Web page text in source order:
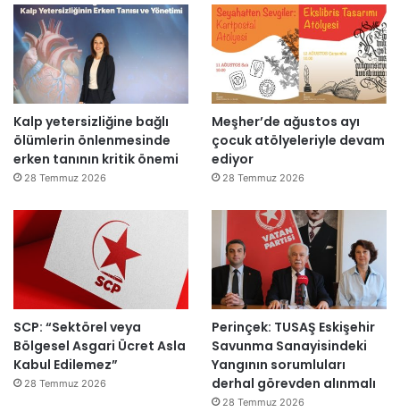
Kalp yetersizliğine bağlı
ölümlerin önlenmesinde
erken tanının kritik önemi
28 Temmuz 2026
Meşher’de ağustos ayı
çocuk atölyeleriyle devam
ediyor
28 Temmuz 2026
SCP: “Sektörel veya
Bölgesel Asgari Ücret Asla
Kabul Edilemez”
28 Temmuz 2026
Perinçek: TUSAŞ Eskişehir
Savunma Sanayisindeki
Yangının sorumluları
derhal görevden alınmalı
28 Temmuz 2026